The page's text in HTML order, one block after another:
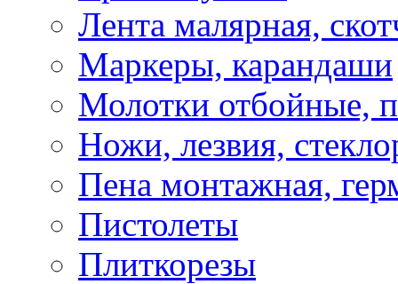
Лента малярная,
Маркеры, карандаши
Молотки отбойные,
Ножи, лезвия,
Пена монтажная,
Пистолеты
Плиткорезы